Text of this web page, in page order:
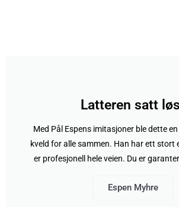
Latteren satt
Med Pål Espens imitasjoner ble dette
kveld for alle sammen. Han har ett stort
er profesjonell hele veien. Du er
Espen Myhre